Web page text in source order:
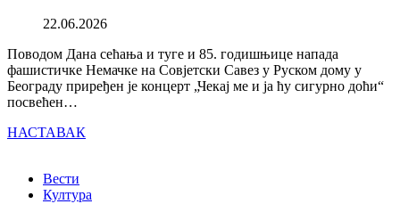
22.06.2026
Поводом Дана сећања и туге и 85. годишњице напада
фашистичке Немачке на Совјетски Савез у Руском дому у
Београду приређен је концерт „Чекај ме и ја ћу сигурно доћи“
посвећен…
НАСТАВАК
Вести
Култура